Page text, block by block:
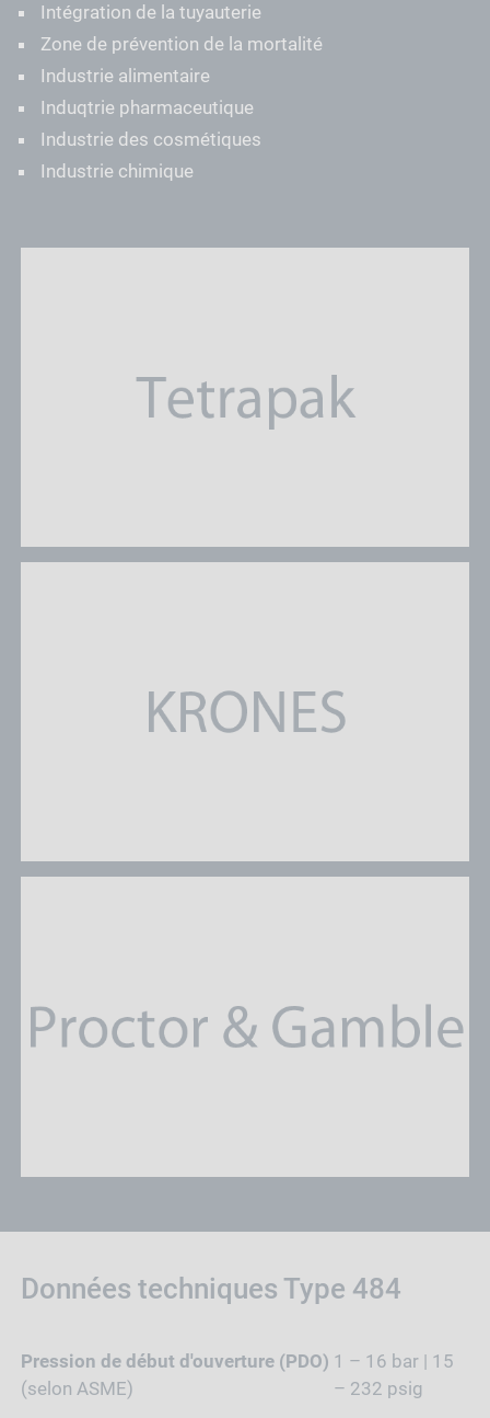
Intégration de la tuyauterie
Zone de prévention de la mortalité
Industrie alimentaire
Induqtrie pharmaceutique
Industrie des cosmétiques
Industrie chimique
Données techniques Type 484
Pression de début d'ouverture (PDO)
(selon ASME)
1 – 16 bar | 15
– 232 psig